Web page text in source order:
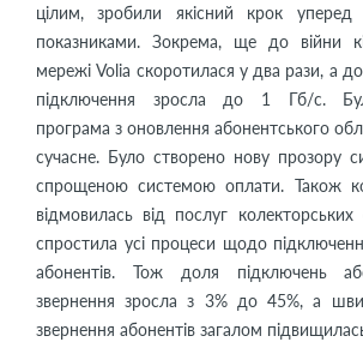
цілим, зробили якісний крок
показниками. Зокрема, ще до війни
мережі Volia скоротилася у два рази, а
підключення зросла до 1 Гб/с.
програма з оновлення абонентського
сучасне. Було створено нову прозору
спрощеною системою оплати. Також
відмовилась від послуг
спростила усі процеси щодо
абонентів. Тож доля підключень
звернення зросла з 3% до 45%, а
звернення абонентів загалом